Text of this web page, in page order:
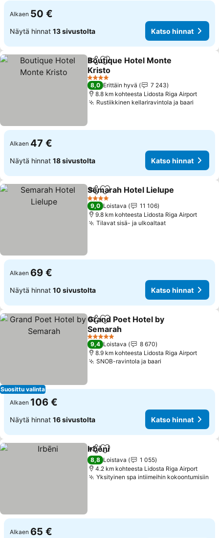
Alkaen 50 €
Näytä hinnat 13 sivustolta Katso hinnat
Jaa Lisää suosikkeihin
Boutique Hotel Monte
Kristo
Katso hinnat
4 Tähtiluokitus
8,0 Erittäin hyvä
7 243
8.8 km kohteesta Lidosta Riga Airport
Rustiikkinen kellariravintola ja baari
Alkaen 47 €
Näytä hinnat 18 sivustolta Katso hinnat
Jaa Lisää suosikkeihin
Semarah Hotel Lielupe
4 Tähtiluokitus
9,0 Loistava
11 106
9.8 km kohteesta Lidosta Riga Airport
Tilavat sisä- ja ulkoaltaatKatso hinnat
Alkaen 69 €
Näytä hinnat 10 sivustolta Katso hinnat
Suosittu valinta
Jaa Lisää suosikkeihin
Grand Poet Hotel by
Semarah
Katso hinnat
5 Tähtiluokitus
9,4 Loistava
8 670
8.9 km kohteesta Lidosta Riga Airport
SNOB-ravintola ja baari
Alkaen 106 €
Näytä hinnat 16 sivustolta Katso hinnat
Jaa Lisää suosikkeihin
Irbēni
8,8 Loistava
1 055
4.2 km kohteesta Lidosta Riga Airport
Yksityinen spa intiimeihin kokoontumisiin
Alkaen 65 €